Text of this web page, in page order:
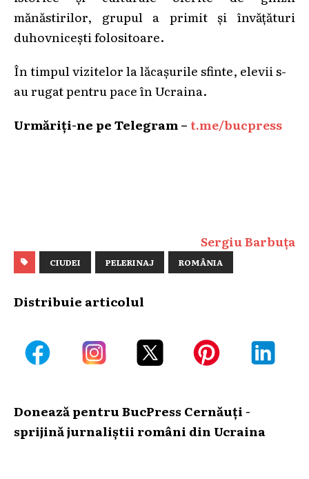
mănăstirilor, grupul a primit și învățături
duhovnicești folositoare.
În timpul vizitelor la lăcașurile sfinte, elevii s-
au rugat pentru pace în Ucraina.
Urmăriți-ne pe Telegram – t.me/bucpress
Sergiu Barbuța
CIUDEI PELERINAJ ROMÂNIA
Distribuie articolul
Donează pentru BucPress Cernăuți -
sprijină jurnaliștii români din Ucraina